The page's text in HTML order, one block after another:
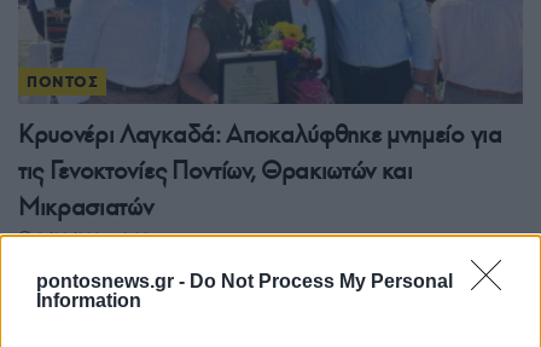
pontosnews.gr - Do Not Process My Personal
Information
ΠΟΝΤΟΣ
Κρυονέρι Λαγκαδά: Αποκαλύφθηκε μνημείο για
τις Γενοκτονίες Ποντίων, Θρακιωτών και
Μικρασιατών
2/08/2026 - 8:08μμ